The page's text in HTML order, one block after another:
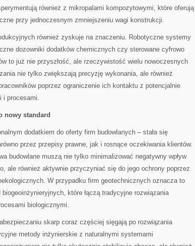
również z mikropalami kompozytowymi, które oferują
przy jednoczesnym zmniejszeniu wagi konstrukcji.
również zyskuje na znaczeniu. Robotyczne systemy
dozowniki dodatków chemicznych czy sterowane cyfrowo
to już nie przyszłość, ale rzeczywistość wielu nowoczesnych
nie tylko zwiększają precyzję wykonania, ale również
poprzez ograniczenie ich kontaktu z potencjalnie
i procesami.
nowy standard
dodatkiem do oferty firm budowlanych – stała się
przez przepisy prawne, jak i rosnące oczekiwania klientów.
budowlane muszą nie tylko minimalizować negatywny wpływ
ale również aktywnie przyczyniać się do jego ochrony poprzez
W przypadku firm geotechnicznych oznacza to
które łączą tradycyjne rozwiązania
biologicznymi.
skarp coraz częściej sięgają po rozwiązania
metody inżynierskie z naturalnymi systemami